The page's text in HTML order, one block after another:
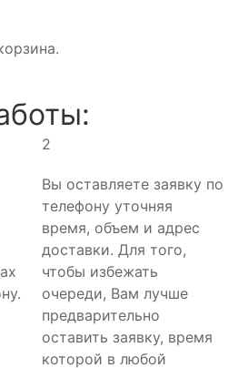
2
Вы оставляете заявку по
телефону уточняя
время, объем и адрес
доставки. Для того,
чтобы избежать
очереди, Вам лучше
предварительно
оставить заявку, время
которой в любой